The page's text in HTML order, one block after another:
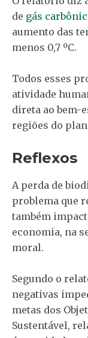
de gás
aumento das
menos 0,7 ºC.
Todos esses
atividade
direta ao bem-
regiões do
Reflexos
A perda de
problema que
também
economia, na
moral.
Segundo o
negativas
metas dos
Sustentável,